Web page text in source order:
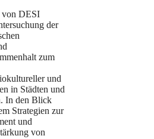
von DESI
der
zum
und
in Städten und
In den Blick
Strategien zur
und
von